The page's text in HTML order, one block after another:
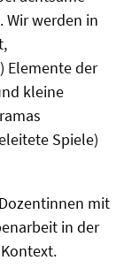
Wir werden in
Elemente der
kleine
Spiele)
mit
in der